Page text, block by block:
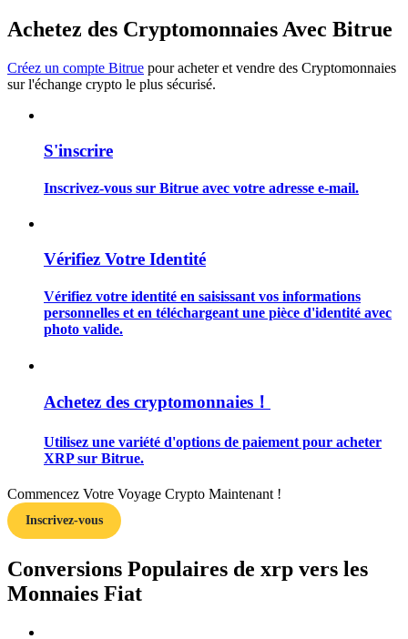
Analyse de mégadonnées, y compris des informations
commerciales, etc.
Stratégies de trading
Apprenez à rester rentable
Achetez des Cryptomonnaies Avec Bitrue
Créez un compte Bitrue pour acheter et vendre des Cryptomonnaies
sur l'échange crypto le plus sécurisé.
S'inscrire
Inscrivez-vous sur Bitrue avec votre adresse e-mail.
Vérifiez Votre Identité
Vérifiez votre identité en saisissant vos informations
personnelles et en téléchargeant une pièce d'identité avec
photo valide.
Achetez des cryptomonnaies！
Utilisez une variété d'options de paiement pour acheter
XRP sur Bitrue.
Commencez Votre Voyage Crypto Maintenant !
Inscrivez-vous
Conversions Populaires de xrp vers les
Monnaies Fiat